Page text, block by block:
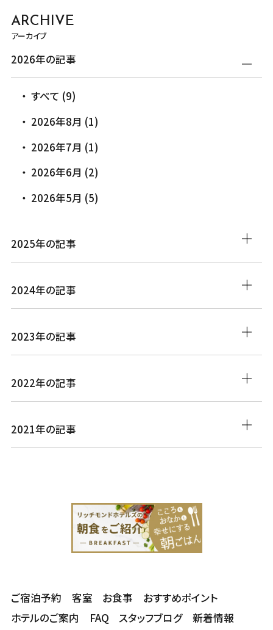
ARCHIVE
アーカイブ
2026年の記事
すべて (9)
2026年8月 (1)
2026年7月 (1)
2026年6月 (2)
2026年5月 (5)
2025年の記事
2024年の記事
2023年の記事
2022年の記事
2021年の記事
ご宿泊予約 客室 お食事
おすすめポイント
ホテルのご案内
FAQ スタッフブログ 新着情報